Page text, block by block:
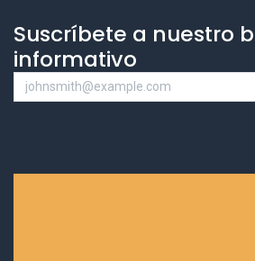
Suscríbete a nuestro
informativo